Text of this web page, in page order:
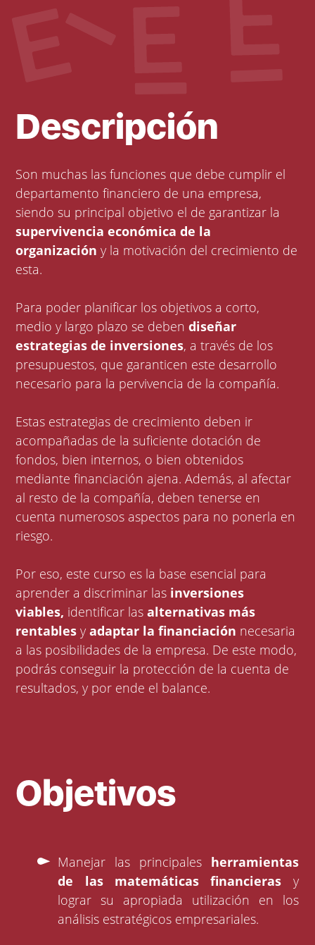
Descripción
Son muchas las funciones que debe cumplir el
departamento financiero de una empresa,
siendo su principal objetivo el de garantizar la
supervivencia económica de la
organizacióny la motivación del crecimiento de
esta.
Para poder planificar los objetivos a corto,
medio y largo plazo se debendiseñar
estrategias de inversiones, a través de los
presupuestos, que garanticen este desarrollo
necesario para la pervivencia de la compañía.
Estas estrategias de crecimiento deben ir
acompañadas de la suficiente dotación de
fondos, bien internos, o bien obtenidos
mediante financiación ajena. Además, al afectar
al resto de la compañía, deben tenerse en
cuenta numerosos aspectos para no ponerla en
riesgo.
Por eso, este curso es la base esencial para
aprender a discriminar las inversiones
viables, identificar lasalternativas más
rentables yadaptar la financiación necesaria
a las posibilidades de la empresa. De este modo,
podrás conseguir la protección de la cuenta de
resultados, y por ende el balance.
Objetivos
Manejar las principales herramientas
de las matemáticas financieras y
lograr su apropiada utilización en los
análisis estratégicos empresariales.